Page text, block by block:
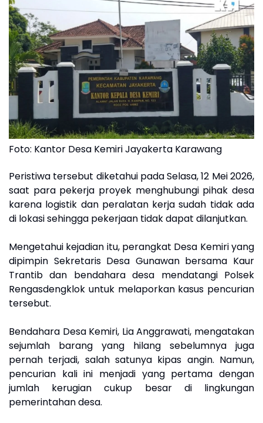
Foto: Kantor Desa Kemiri Jayakerta Karawang
Peristiwa tersebut diketahui pada Selasa, 12 Mei 2026,
saat para pekerja proyek menghubungi pihak desa
karena logistik dan peralatan kerja sudah tidak ada
di lokasi sehingga pekerjaan tidak dapat dilanjutkan.
Mengetahui kejadian itu, perangkat Desa Kemiri yang
dipimpin Sekretaris Desa Gunawan bersama Kaur
Trantib dan bendahara desa mendatangi Polsek
Rengasdengklok untuk melaporkan kasus pencurian
tersebut.
Bendahara Desa Kemiri, Lia Anggrawati, mengatakan
sejumlah barang yang hilang sebelumnya juga
pernah terjadi, salah satunya kipas angin. Namun,
pencurian kali ini menjadi yang pertama dengan
jumlah kerugian cukup besar di lingkungan
pemerintahan desa.